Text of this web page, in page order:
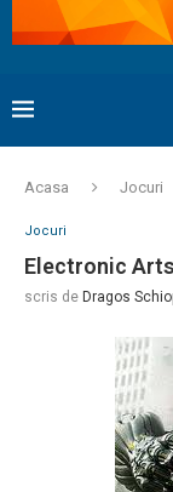
Acasa Jocuri
Jocuri
Electronic
scris de Dragos